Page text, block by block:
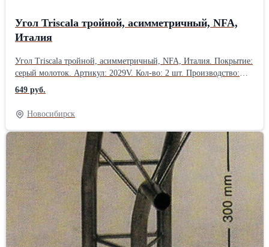
Угол Triscala тройной, асимметричный, NFA,
Италия
Угол Triscala тройной, асимметричный, NFA, Италия. Покрытие:
серый молоток. Артикул: 2029V. Кол-во: 2 шт. Производство:
NFA, Италия. Товар в наличии в Новосибирске.Производитель:
NFA, Италия
649 руб.
Новосибирск